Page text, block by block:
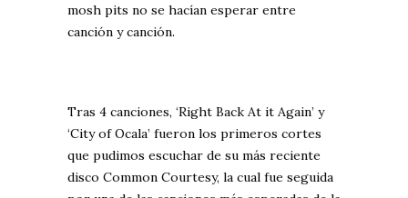
mosh pits no se hacían esperar entre
canción y canción.
Tras 4 canciones, ‘Right Back At it Again’ y
‘City of Ocala’ fueron los primeros cortes
que pudimos escuchar de su más reciente
disco Common Courtesy, la cual fue seguida